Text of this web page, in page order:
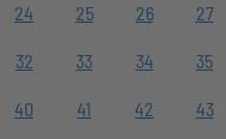
24 25 26 27
32 33 34 35
40 41 42 43